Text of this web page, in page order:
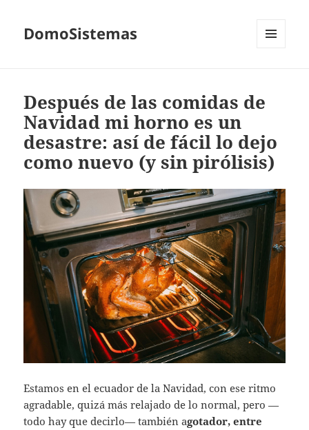
DomoSistemas
Después de las comidas de
Navidad mi horno es un
desastre: así de fácil lo dejo
como nuevo (y sin pirólisis)
Estamos en el ecuador de la Navidad, con ese ritmo
agradable, quizá más relajado de lo normal, pero —
todo hay que decirlo— también agotador, entre